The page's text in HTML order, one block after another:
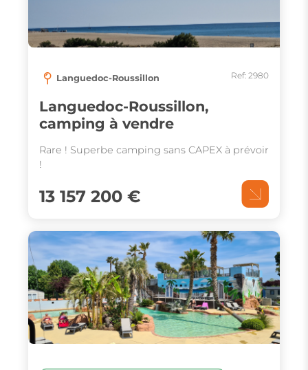
Languedoc-Roussillon Ref: 2980
Languedoc-Roussillon,
camping à vendre
Rare ! Superbe camping sans CAPEX à prévoir
!
13 157 200 €